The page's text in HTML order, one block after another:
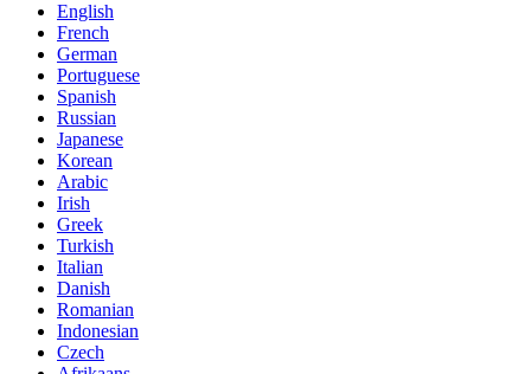
English
French
German
Portuguese
Spanish
Russian
Japanese
Korean
Arabic
Irish
Greek
Turkish
Italian
Danish
Romanian
Indonesian
Czech